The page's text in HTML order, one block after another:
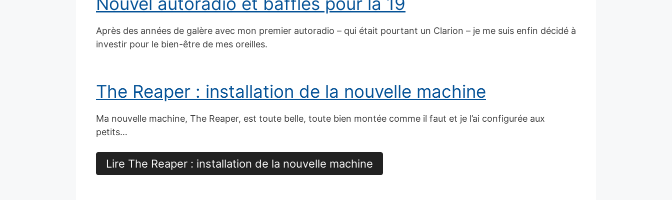
Après des années de galère avec mon premier autoradio – qui était pourtant un Clarion – je me suis enfin décidé à
investir pour le bien-être de mes oreilles.
The Reaper : installation de la nouvelle machine
Ma nouvelle machine, The Reaper, est toute belle, toute bien montée comme il faut et je l’ai configurée aux
petits…
Lire The Reaper : installation de la nouvelle machine